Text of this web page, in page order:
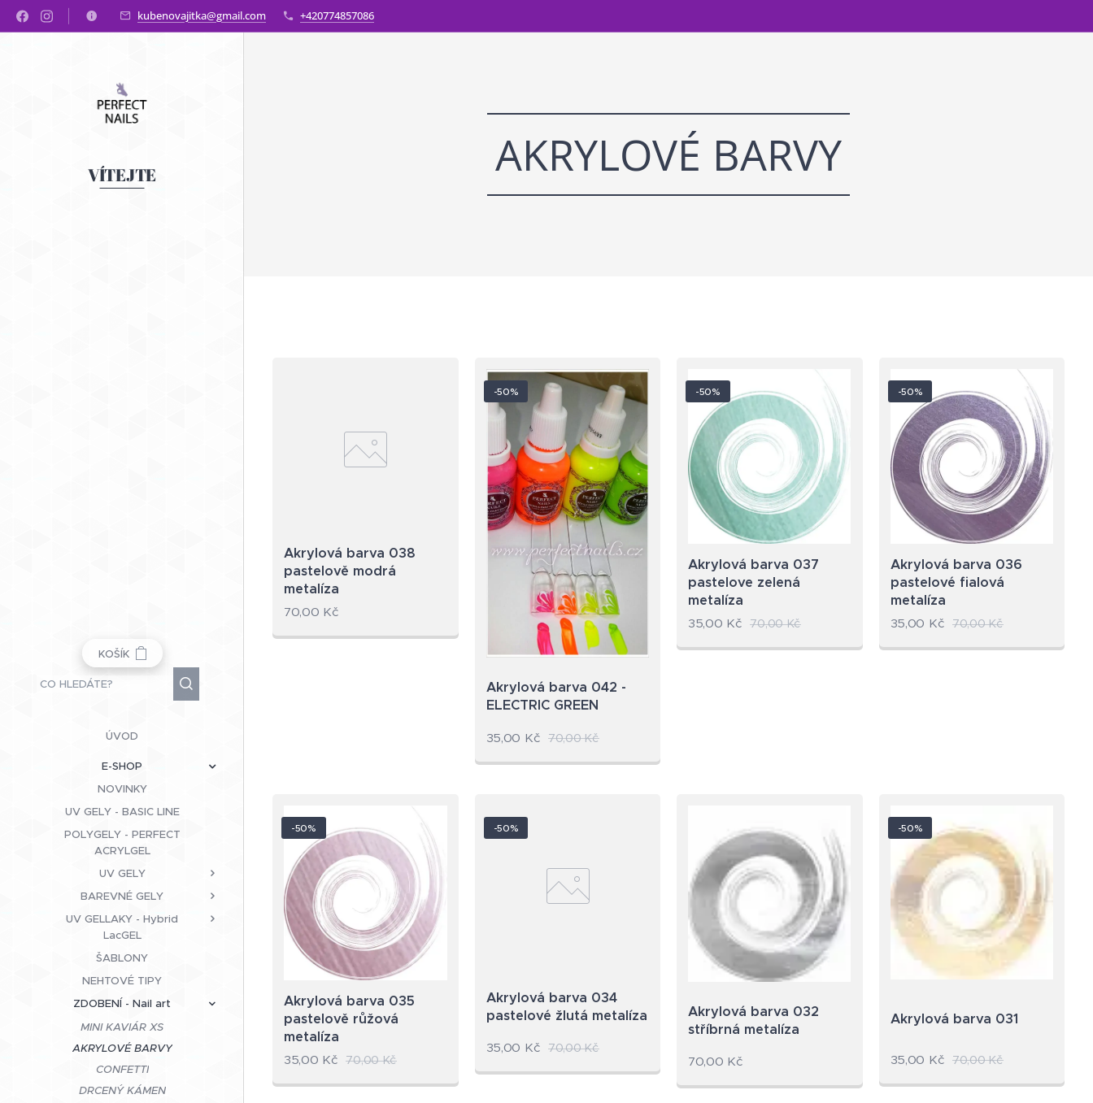
kubenovajitka@gmail.com +420774857086
VÍTEJTE
KOŠÍK
ÚVOD
E-SHOP
NOVINKY
UV GELY - BASIC LINE
POLYGELY - PERFECT
ACRYLGEL
UV GELY
BAREVNÉ GELY
UV GELLAKY - Hybrid
LacGEL
ŠABLONY
NEHTOVÉ TIPY
ZDOBENÍ - Nail art
MINI KAVIÁR XS
AKRYLOVÉ BARVY
CONFETTI
DRCENÝ KÁMEN
AKRYLOVÉ BARVY
Akrylová barva 038
pastelově modrá
metalíza
70,00 Kč
Akrylová barva 042 -
ELECTRIC GREEN
-50%
35,00 Kč 70,00Kč
Akrylová barva 037
pastelove zelená
metalíza
-50%
35,00 Kč 70,00Kč
Akrylová barva 036
pastelové fialová
metalíza
-50%
35,00 Kč 70,00Kč
Akrylová barva 035
pastelově růžová
metalíza
-50%
35,00 Kč 70,00Kč
Akrylová barva 034
pastelové žlutá metalíza
-50%
35,00 Kč 70,00Kč
Akrylová barva 032
stříbrná metalíza
70,00 Kč
Akrylová barva 031
-50%
35,00 Kč 70,00Kč